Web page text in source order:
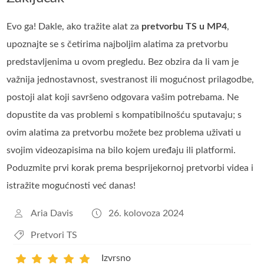
Evo ga! Dakle, ako tražite alat za pretvorbu TS u MP4,
upoznajte se s četirima najboljim alatima za pretvorbu
predstavljenima u ovom pregledu. Bez obzira da li vam je
važnija jednostavnost, svestranost ili mogućnost prilagodbe,
postoji alat koji savršeno odgovara vašim potrebama. Ne
dopustite da vas problemi s kompatibilnošću sputavaju; s
ovim alatima za pretvorbu možete bez problema uživati u
svojim videozapisima na bilo kojem uređaju ili platformi.
Poduzmite prvi korak prema besprijekornoj pretvorbi videa i
istražite mogućnosti već danas!
Aria Davis 26. kolovoza 2024
Pretvori TS
Izvrsno